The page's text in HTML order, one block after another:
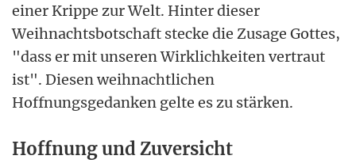
einer Krippe zur Welt. Hinter dieser
Weihnachtsbotschaft stecke die Zusage Gottes,
"dass er mit unseren Wirklichkeiten vertraut
ist". Diesen weihnachtlichen
Hoffnungsgedanken gelte es zu stärken.
Hoffnung und Zuversicht